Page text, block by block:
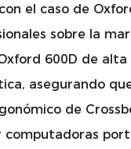
el caso de
sobre la
600D de
asegurando
de